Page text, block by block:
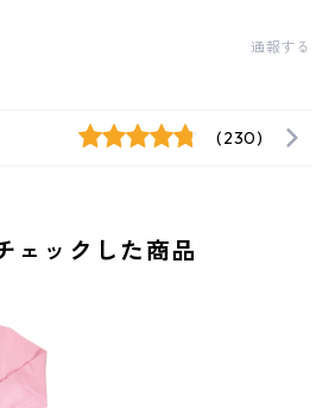
通報する
(230)
ェックした商品